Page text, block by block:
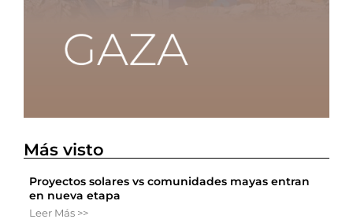
Más visto
Proyectos solares vs comunidades mayas entran
en nueva etapa
Leer Más >>